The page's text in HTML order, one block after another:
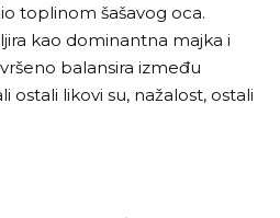
toplinom šašavog oca.
kao dominantna majka i
balansira između
ostali likovi su, nažalost, ostali